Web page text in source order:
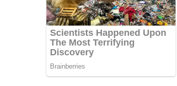
e